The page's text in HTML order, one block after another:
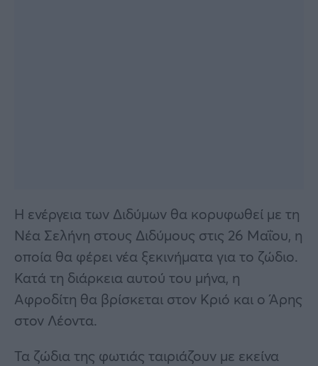
Η ενέργεια των Διδύμων θα κορυφωθεί με τη
Νέα Σελήνη στους Διδύμους στις 26 Μαΐου, η
οποία θα φέρει νέα ξεκινήματα για το ζώδιο.
Κατά τη διάρκεια αυτού του μήνα, η
Αφροδίτη θα βρίσκεται στον Κριό και ο Άρης
στον Λέοντα.
Τα ζώδια της φωτιάς ταιριάζουν με εκείνα